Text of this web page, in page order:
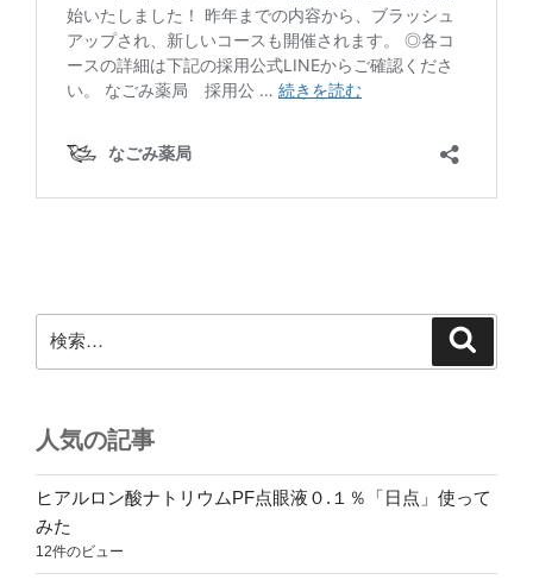
索:
人気の記事
ヒアルロン酸ナトリウムPF点眼液０.１％「日点」使って
みた
12件のビュー